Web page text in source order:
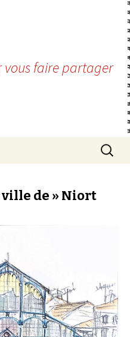
vous faire partager
ville de » Niort